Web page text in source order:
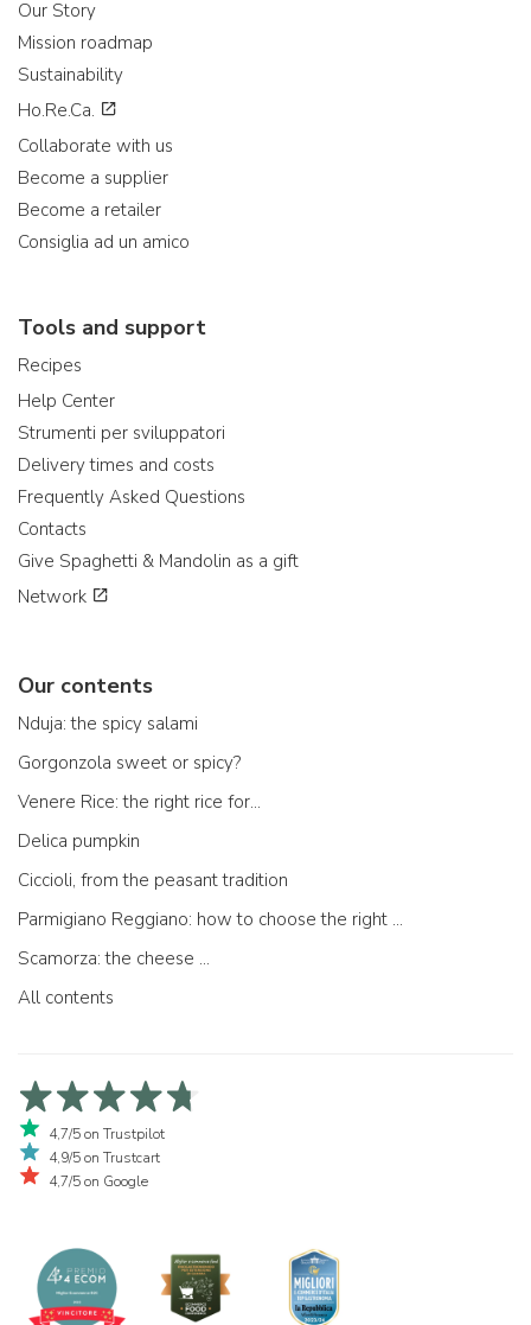
Our Story
Mission roadmap
Sustainability
Ho.Re.Ca.
Collaborate with us
Become a supplier
Become a retailer
Consiglia ad un amico
Tools and support
Recipes
Help Center
Strumenti per sviluppatori
Delivery times and costs
Frequently Asked Questions
Contacts
Give Spaghetti & Mandolin as a gift
Network
Our contents
Nduja: the spicy salami
Gorgonzola sweet or spicy?
Venere Rice: the right rice for...
Delica pumpkin
Ciccioli, from the peasant tradition
Parmigiano Reggiano: how to choose the right one
Scamorza: the cheese ...
All contents
4,7/5 on Trustpilot
4,9/5 on Trustcart
4,7/5 on Google